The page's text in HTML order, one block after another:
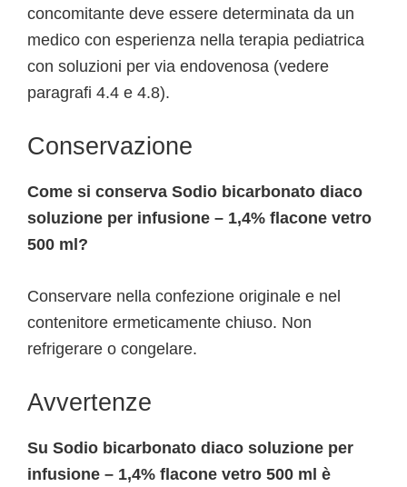
concomitante deve essere determinata da un
medico con esperienza nella terapia pediatrica
con soluzioni per via endovenosa (vedere
paragrafi 4.4 e 4.8).
Conservazione
Come si conserva Sodio bicarbonato diaco
soluzione per infusione – 1,4% flacone vetro
500 ml?
Conservare nella confezione originale e nel
contenitore ermeticamente chiuso. Non
refrigerare o congelare.
Avvertenze
Su Sodio bicarbonato diaco soluzione per
infusione – 1,4% flacone vetro 500 ml è